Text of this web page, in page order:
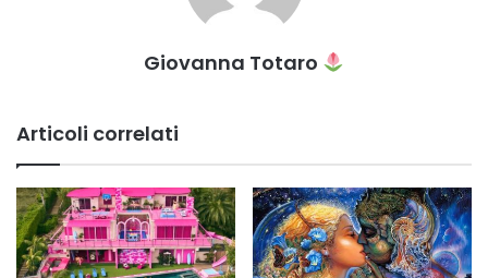
Giovanna Totaro
Articoli correlati